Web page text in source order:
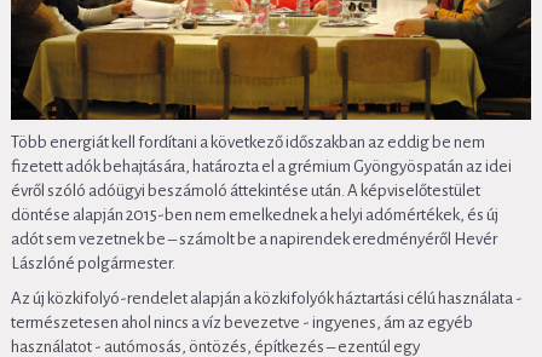
Több energiát kell fordítani a következő időszakban az eddig be nem
fizetett adók behajtására, határozta el a grémium Gyöngyöspatán az idei
évről szóló adóügyi beszámoló áttekintése után. A képviselőtestület
döntése alapján 2015-ben nem emelkednek a helyi adómértékek, és új
adót sem vezetnek be – számolt be a napirendek eredményéről Hevér
Lászlóné polgármester.
Az új közkifolyó-rendelet alapján a közkifolyók háztartási célú használata -
természetesen ahol nincs a víz bevezetve - ingyenes, ám az egyéb
használatot - autómosás, öntözés, építkezés – ezentúl egy